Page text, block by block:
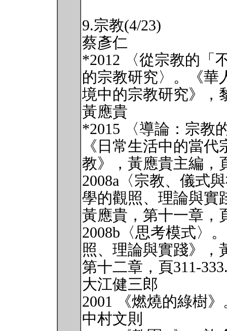
9.宗教(4/23)
蔡彥仁
*2012 〈從宗教的「
的宗教研究〉。《華
境中的宗教研究》，
黃應貴
*2015 〈導論：宗教
《日常生活中的當代
教》，黃應貴主編，
2008a〈宗教、儀式
學的觀照、理論與實
黃應貴，第十一章，
2008b〈思考模式〉
照、理論與實踐》，
第十二章，頁311-
大江健三郎
2001 《燃燒的綠樹
中村文則